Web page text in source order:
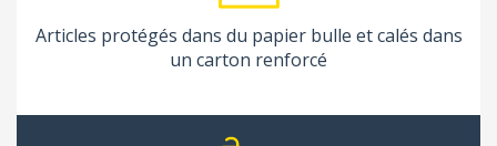
Articles protégés dans du papier bulle et calés dans
un carton renforcé